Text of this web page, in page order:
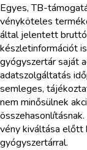
Egyes, TB-
vényköteles
által jelentett
készletinformációt
gyógyszertár saját
adatszolgáltatás
semleges,
nem minősülnek
vény kiváltása előtt
gyógyszertárral.